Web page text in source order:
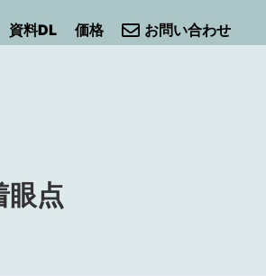
資料DL 価格 お問い合わせ
眼点